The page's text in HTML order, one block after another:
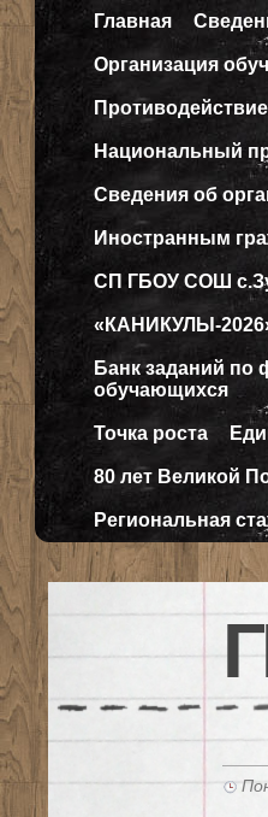
Главная
Организация
Национальный
Сведения об
Иностранным
СП ГБОУ СОШ
«КАНИКУЛЫ-
Банк заданий
обучающихся
Точка роста
80 лет Великой
Региональная